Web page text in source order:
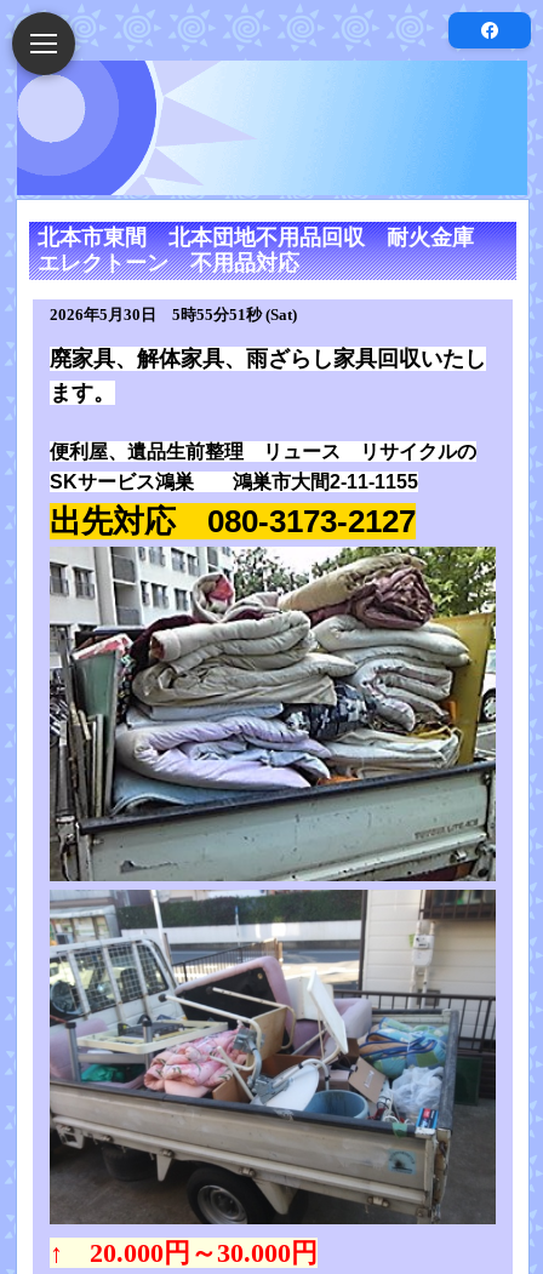
北本市東間 北本団地不用品回収 耐火金庫
エレクトーン 不用品対応
2026年5月30日 5時55分51秒 (Sat)
廃家具、解体家具、雨ざらし家具回収いたし
ます。
便利屋、遺品生前整理 リュース リサイクルの
SKサービス鴻巣 鴻巣市大間2-11-1155
出先対応 080-3173-2127
↑ 20.000円～30.000円